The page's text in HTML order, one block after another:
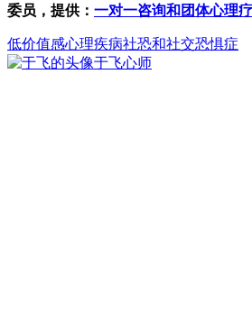
委员，提供： 一对一咨询和团体心理
低价值感心理疾病社恐和社交恐惧症
于飞心师